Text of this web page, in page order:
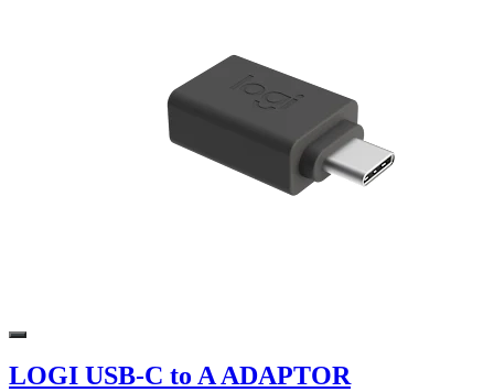
LOGI USB-C to A ADAPTOR